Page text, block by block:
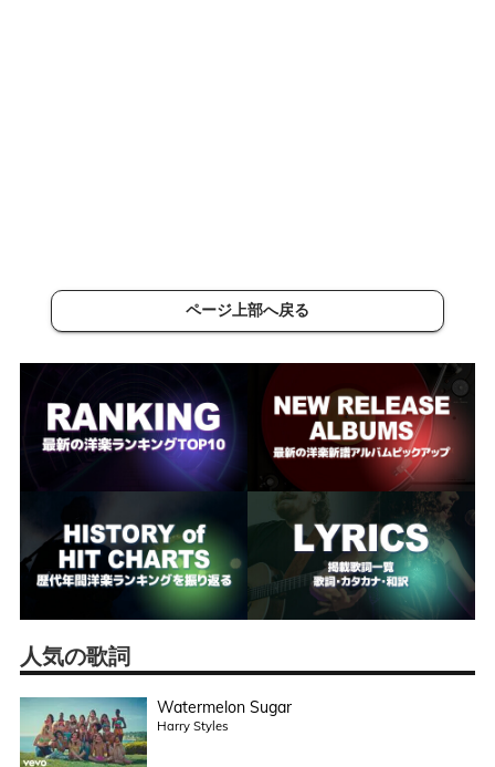
ページ上部へ戻る
人気の歌詞
Watermelon Sugar
Harry Styles